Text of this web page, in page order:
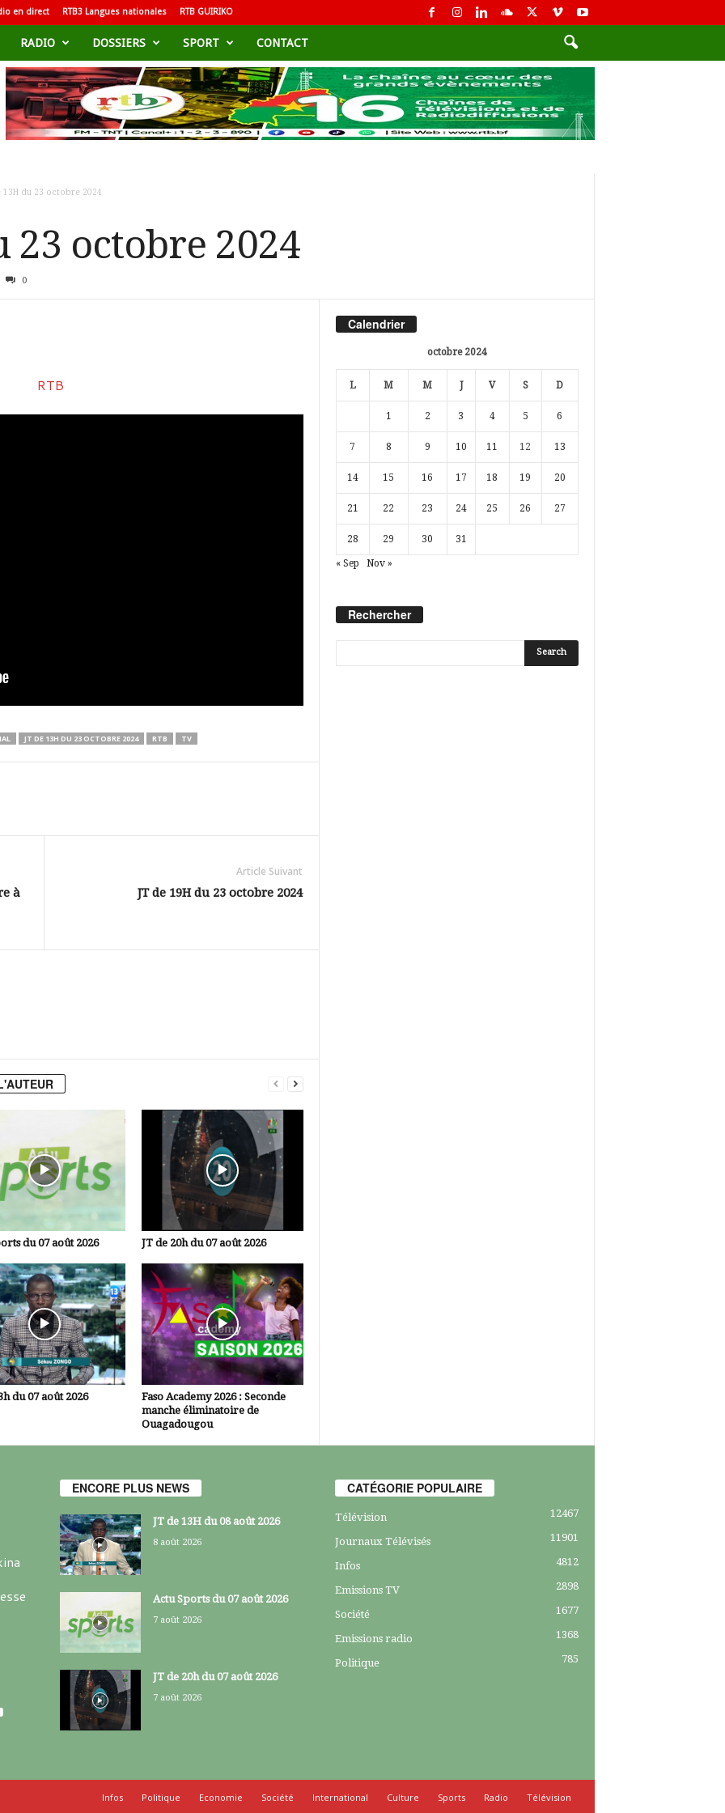
en direct RTB3 Langues nationales RTB GUIRIKO
RADIO DOSSIERS SPORT CONTACT
13H du 23 octobre 2024
23 octobre 2024
0
JT DE 13H DU 23 OCTOBRE 2024 RTB TV
à
Article Suivant
JT de 19H du 23 octobre 2024
du 07 août 2026 JT de 20h du 07 août 2026
du 07 août 2026
Faso Academy 2026 : Seconde
manche éliminatoire de
Ouagadougou
Calendrier
octobre 2024
L M M J V S D
1 2 3 4 5 6
7 8 9 10 11 12 13
14 15 16 17 18 19 20
21 22 23 24 25 26 27
28 29 30 31
« Sep Nov »
Rechercher
ENCORE PLUS NEWS
JT de 13H du 08 août 2026
8 août 2026
Actu Sports du 07 août 2026
7 août 2026
JT de 20h du 07 août 2026
7 août 2026
CATÉGORIE POPULAIRE
Télévision 12467
Journaux Télévisés 11901
Infos 4812
Emissions TV 2898
Société 1677
Emissions radio 1368
Politique 785
Infos Politique Economie Société International Culture Sports Radio
Télévision